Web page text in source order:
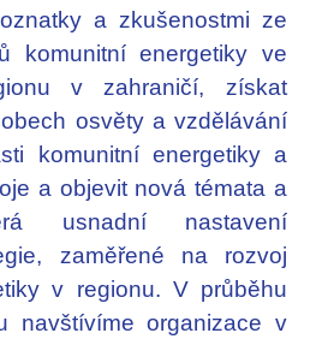
a zkušenostmi ze
komunitní energetiky ve
v zahraničí, získat
osvěty a vzdělávání
komunitní energetiky a
a objevit nová témata a
usnadní nastavení
zaměřené na rozvoj
v regionu. V průběhu
navštívíme organizace v